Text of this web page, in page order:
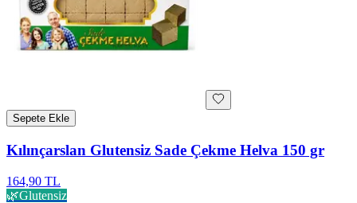
Sepete Ekle
Kılınçarslan Glutensiz Sade Çekme Helva 150 gr
164,90 TL
🌿Glutensiz